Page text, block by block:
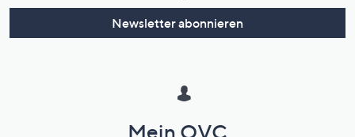
Newsletter abonnieren
Mein QVC